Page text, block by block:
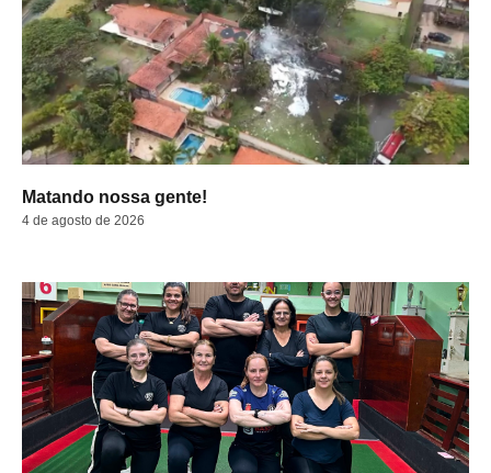
Matando nossa gente!
4 de agosto de 2026